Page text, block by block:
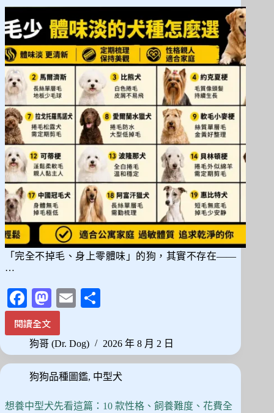
受
歡
迎
的
寵
物
狗
狗
商
品
「完全不掉毛、身上零體味」的狗，其實不存在——
…
Fa
ce
bo
ok
M
as
to
do
n
E
ail
閱讀全文
沒
有
狗
是
零
味
狗哥 (Dr. Dog) 2026 年 8 月 2 日
狗狗品種圖鑑, 中型犬
想養中型犬先看這篇：10 款性格、飼養難度、花費全